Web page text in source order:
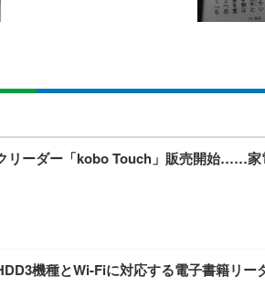
ア デスクチェア 疲れない テレワーク チェア
性メッシュ ゲーミング/勉強/事務用 おしゃれ
気性メッシュ ゲーミング/勉強/事務用 おしゃれ
ングモニター DualSense 充電フック付き（
E2724HS 27インチ 液晶モニター フルHD（
オ・オムツ L 中型犬用 26枚入り 単品
トベーシック) 【Amazon.co.jp限定】 Smart
リーダー「kobo Touch」販売開始……家
機種とWi-Fiに対応する電子書籍リー